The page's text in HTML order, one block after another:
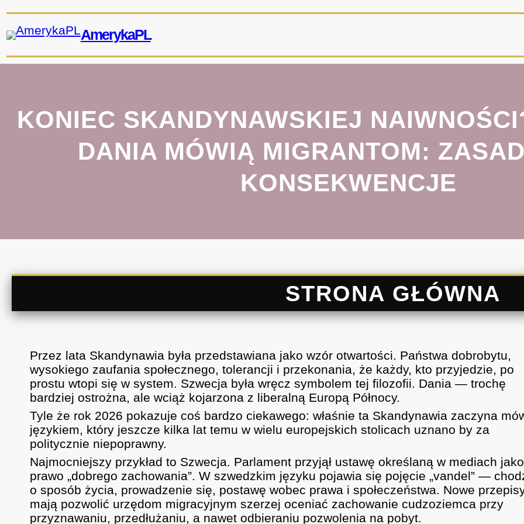
treści
AmerykaPL
KONIEC SKANDYNAWSKIEJ
DANIA MÓWIĄ MIGRANTOM:
KONSEKWENCJE
STRONA GŁÓWNA
Przez lata Skandynawia była przedstawiana jako wzór otwartości. Państwa dobrobytu,
wysokiego zaufania społecznego, tolerancji i przekonania, że każdy, kto przyjedzie, po
prostu wtopi się w system. Szwecja była wręcz symbolem tej filozofii. Dania — trochę
bardziej ostrożna, ale wciąż kojarzona z liberalną Europą Północy.
Tyle że rok 2026 pokazuje coś bardzo ciekawego: właśnie ta Skandynawia zaczyna
językiem, który jeszcze kilka lat temu w wielu europejskich stolicach uznano by za
politycznie niepoprawny.
Najmocniejszy przykład to Szwecja. Parlament przyjął ustawę określaną w mediach jako
prawo „dobrego zachowania”. W szwedzkim języku pojawia się pojęcie „vandel” —
o sposób życia, prowadzenie się, postawę wobec prawa i społeczeństwa. Nowe
mają pozwolić urzędom migracyjnym szerzej oceniać zachowanie cudzoziemca przy
przyznawaniu, przedłużaniu, a nawet odbieraniu pozwolenia na pobyt.